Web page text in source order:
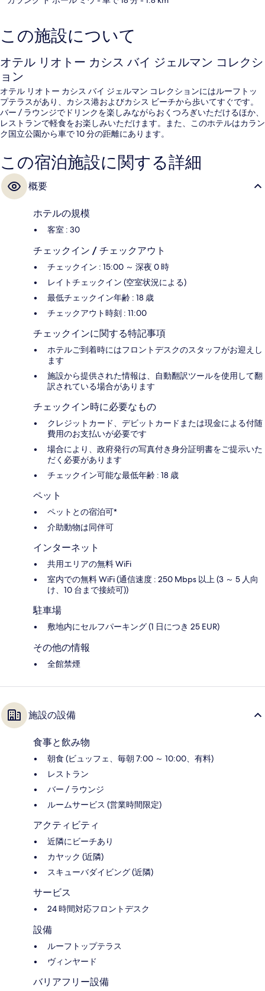
この施設について
オテル リオトー カシス バイ ジェルマン コレクシ
ョン
オテル リオトー カシス バイ ジェルマン コレクションにはルーフトッ
プテラスがあり、カシス港およびカシス ビーチから歩いてすぐです。
バー / ラウンジでドリンクを楽しみながらおくつろぎいただけるほか、
レストランで軽食をお楽しみいただけます。また、このホテルはカラン
ク国立公園から車で 10 分の距離にあります。
この宿泊施設に関する詳細
概要
ホテルの規模
客室 : 30
チェックイン / チェックアウト
チェックイン : 15:00 ～ 深夜 0 時
レイトチェックイン (空室状況による)
最低チェックイン年齢 : 18 歳
チェックアウト時刻 : 11:00
チェックインに関する特記事項
ホテルご到着時にはフロントデスクのスタッフがお迎えし
ます
施設から提供された情報は、自動翻訳ツールを使用して翻
訳されている場合があります
チェックイン時に必要なもの
クレジットカード、デビットカードまたは現金による付随
費用のお支払いが必要です
場合により、政府発行の写真付き身分証明書をご提示いた
だく必要があります
チェックイン可能な最低年齢 : 18 歳
ペット
ペットとの宿泊可*
介助動物は同伴可
インターネット
共用エリアの無料 WiFi
室内での無料 WiFi (通信速度 : 250 Mbps 以上 (3 ～ 5 人向
け、10 台まで接続可))
駐車場
敷地内にセルフパーキング (1 日につき 25 EUR)
その他の情報
全館禁煙
施設の設備
食事と飲み物
朝食 (ビュッフェ、毎朝 7:00 ～ 10:00、有料)
レストラン
バー / ラウンジ
ルームサービス (営業時間限定)
アクティビティ
近隣にビーチあり
カヤック (近隣)
スキューバダイビング (近隣)
サービス
24 時間対応フロントデスク
設備
ルーフトップテラス
ヴィンヤード
バリアフリー設備